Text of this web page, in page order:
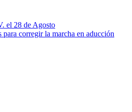
el 28 de Agosto
corregir la marcha en aducción